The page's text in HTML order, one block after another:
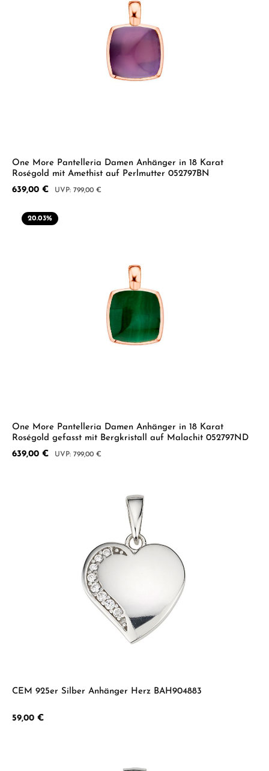
One More Pantelleria Damen Anhänger in 18 Karat
Roségold mit Amethist auf Perlmutter 052797BN
Verkaufspreis:
639,00 € Regulärer Preis:
799,00 €
20.03%
One More Pantelleria Damen Anhänger in 18 Karat
Roségold gefasst mit Bergkristall auf Malachit 052797ND
Verkaufspreis:
639,00 € Regulärer Preis:
799,00 €
CEM 925er Silber Anhänger Herz BAH904883
Regulärer Preis:
59,00 €